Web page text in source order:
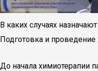
В каких случаях
Подготовка и проведение
До начала химиотерапии